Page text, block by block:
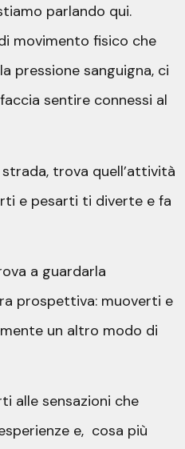
parlando qui.
movimento fisico che
pressione sanguigna, ci
sentire connessi al
trova quell’attività
e pesarti ti diverte e fa
a guardarla
prospettiva: muoverti e
un altro modo di
alle sensazioni che
e, cosa più